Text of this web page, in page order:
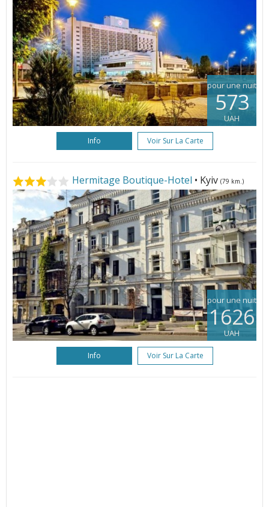
pour une nuit
573
UAH
Info Voir Sur La Carte
Hermitage Boutique-Hotel • Kyiv (79 km.)
pour une nuit
1626
UAH
Info Voir Sur La Carte